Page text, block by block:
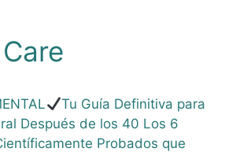
Tu Guía Definitiva para
Después de los 40 Los 6
Probados que